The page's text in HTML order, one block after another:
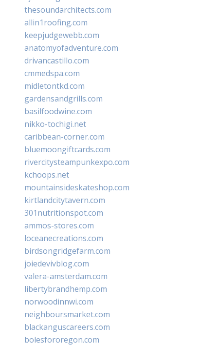
thesoundarchitects.com
allin1roofing.com
keepjudgewebb.com
anatomyofadventure.com
drivancastillo.com
cmmedspa.com
midletontkd.com
gardensandgrills.com
basilfoodwine.com
nikko-tochigi.net
caribbean-corner.com
bluemoongiftcards.com
rivercitysteampunkexpo.com
kchoops.net
mountainsideskateshop.com
kirtlandcitytavern.com
301nutritionspot.com
ammos-stores.com
loceanecreations.com
birdsongridgefarm.com
joiedevivblog.com
valera-amsterdam.com
libertybrandhemp.com
norwoodinnwi.com
neighboursmarket.com
blackanguscareers.com
bolesfororegon.com